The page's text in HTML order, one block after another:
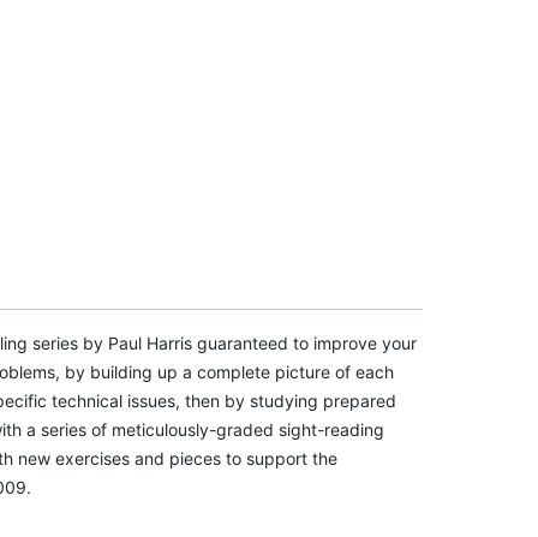
series by Paul Harris guaranteed to improve your
by building up a complete picture of each
technical issues, then by studying prepared
a series of meticulously-graded sight-reading
new exercises and pieces to support the